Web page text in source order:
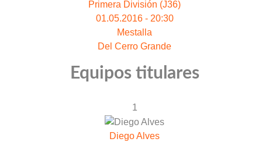
Primera División (J36)
01.05.2016 - 20:30
Mestalla
Del Cerro Grande
Equipos titulares
1
Diego Alves